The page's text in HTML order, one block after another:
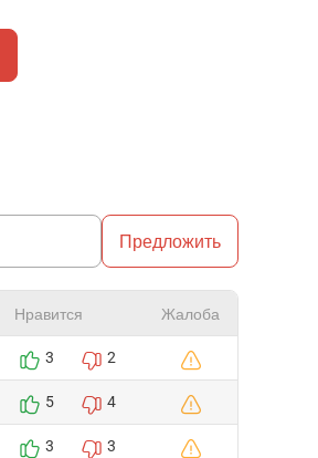
Предложить
Нравится Жалоба
3 2
5 4
3 3